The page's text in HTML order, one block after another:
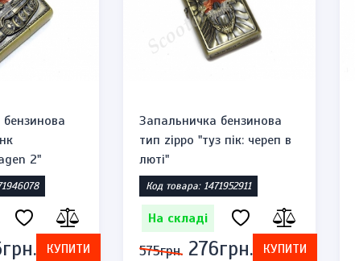
2"
КУПИТИ
Запальничка бензинова
тип zippo "туз пік: череп в
люті"
Код товара: 1471952911
На складі
575грн. 276грн. КУПИТИ